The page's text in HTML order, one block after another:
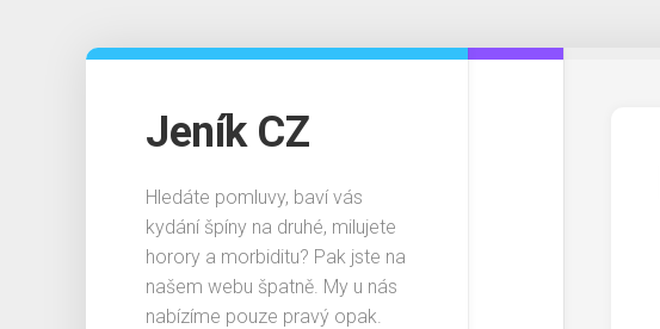
Jeník CZ
Hledáte pomluvy, baví vás
kydání špíny na druhé, milujete
horory a morbiditu? Pak jste na
našem webu špatně. My u nás
nabízíme pouze pravý opak.